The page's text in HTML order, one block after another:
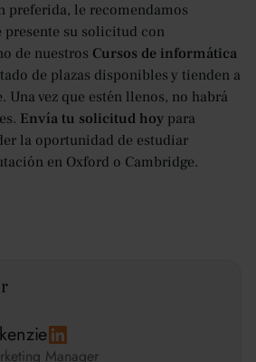
preferida, le recomendamos
presente su solicitud con
de nuestros Cursos de informática
de plazas disponibles y tienden a
Una vez que estén llenos, no habrá
Envía tu solicitud hoy para
la oportunidad de estudiar
en Oxford o Cambridge.
Manager